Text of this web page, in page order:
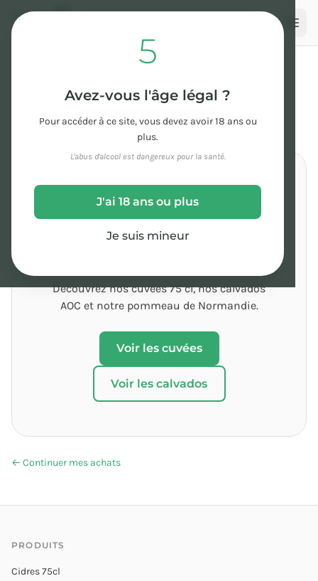
5
Avez-vous l'âge légal ?
Pour accéder à ce site, vous devez avoir 18 ans ou
plus.
L'abus d'alcool est dangereux pour la santé.
J'ai 18 ans ou plus
Je suis mineur
Votre panier
Vérifiez votre sélection avant de passer commande.
Découvrez nos cuvées 75 cl, nos calvados
AOC et notre pommeau de Normandie.
Voir les cuvées
Voir les calvados
← Continuer mes achats
PRODUITS
Cidres 75cl